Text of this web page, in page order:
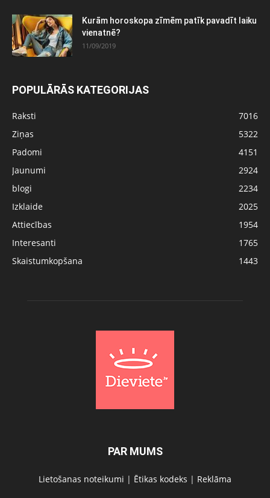
Kurām horoskopa zīmēm patīk pavadīt laiku
vienatnē?
11/09/2019
POPULĀRĀS KATEGORIJAS
Raksti
7016
Ziņas
5322
Padomi
4151
Jaunumi
2924
blogi
2234
Izklaide
2025
Attiecības
1954
Interesanti
1765
Skaistumkopšana
1443
PAR MUMS
Lietošanas noteikumi | Ētikas kodeks | Reklāma